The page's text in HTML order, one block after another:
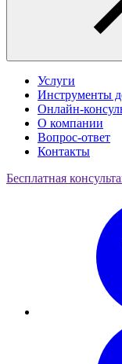
Услуги
Инструменты
Онлайн-
О компании
Вопрос-ответ
Контакты
Бесплатная